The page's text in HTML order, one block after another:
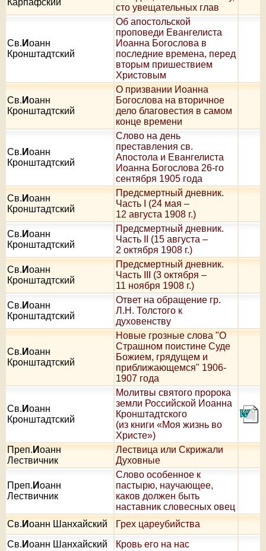
сто увещательных глав
Св. Иоанн
Кронштадтский
Об апостольской
проповеди Евангелиста
Иоанна Богослова в
последние времена, перед
вторым пришествием
Христовым
Св. Иоанн
Кронштадтский
О призвании Иоанна
Богослова на вторичное
дело благовестия в самом
конце времени
Св. Иоанн
Кронштадтский
Слово на день
преставления св.
Апостола и Евангелиста
Иоанна Богослова 26-го
сентября 1905 года
Св. Иоанн
Кронштадтский
Предсмертный дневник.
Часть I (24 мая –
12 августа 1908 г.)
Св. Иоанн
Кронштадтский
Предсмертный дневник.
Часть II (15 августа –
2 октября 1908 г.)
Св. Иоанн
Кронштадтский
Предсмертный дневник.
Часть III (3 октября –
11 ноября 1908 г.)
Св. Иоанн
Кронштадтский
Ответ на обращение гр.
Л.Н. Толстого к
духовенству
Св. Иоанн
Кронштадтский
Новые грозные слова "О
Страшном поистине Суде
Божием, грядущем и
приближающемся" 1906-
1907 года
Св. Иоанн
Кронштадтский
Молитвы святого пророка
земли Российской Иоанна
Кронштадтского
(из книги «Моя жизнь во
Христе»)
Преп.Иоанн
Лествичник
Лествица или Скрижали
Духовные
Преп. Иоанн
Лествичник
Слово особенное к
пастырю, научающее,
каков должен быть
наставник словесных овец
Св. Иоанн Шанхайский
Грех цареубийства
Св. Иоанн Шанхайский
Кровь его на нас